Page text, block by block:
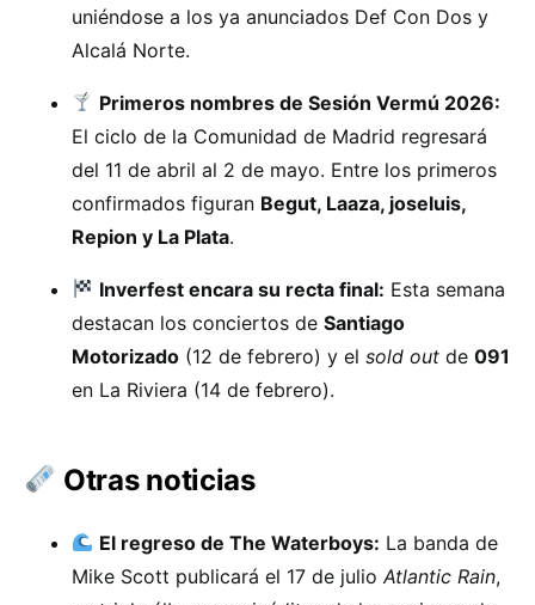
uniéndose a los ya anunciados Def Con Dos y
Alcalá Norte.
Primeros nombres de Sesión Vermú 2026:
El ciclo de la Comunidad de Madrid regresará
del 11 de abril al 2 de mayo. Entre los primeros
confirmados figuran Begut, Laaza, joseluis,
Repion y La Plata.
Inverfest encara su recta final: Esta semana
destacan los conciertos de Santiago
Motorizado (12 de febrero) y el sold out de 091
en La Riviera (14 de febrero).
Otras noticias
El regreso de The Waterboys: La banda de
Mike Scott publicará el 17 de julio Atlantic Rain,